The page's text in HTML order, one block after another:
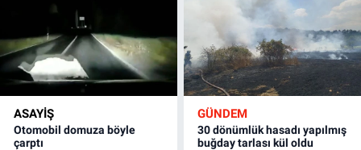
ASAYİŞ
Otomobil domuza böyle
çarptı
GÜNDEM
30 dönümlük hasadı yapılmış
buğday tarlası kül oldu